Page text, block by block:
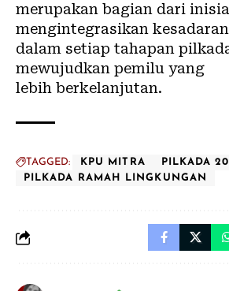
merupakan bagian dari
mengintegrasikan
dalam setiap tahapan
mewujudkan pemilu yang
lebih berkelanjutan.
TAGGED: KPU MITRA
PILKADA
PILKADA RAMAH LINGKUNGAN